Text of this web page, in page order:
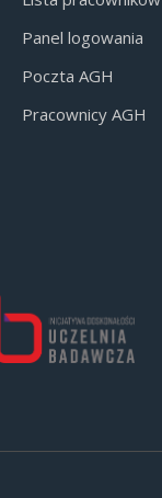
Panel logowania
Poczta AGH
Pracownicy AGH